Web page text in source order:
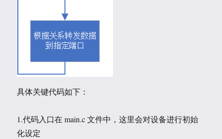
具体关键代码如下：
1.代码入口在 main.c 文件中，这里会对设备进行初始
化设定